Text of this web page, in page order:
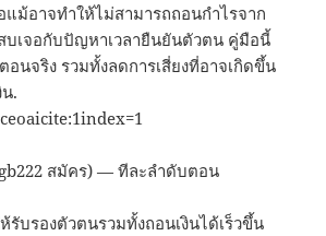
ม้อาจทำให้ไม่สามารถถอนกำไรจาก
บเจอกับปัญหาเวลายืนยันตัวตน คู่มือนี้
นจริง รวมทั้งลดการเสี่ยงที่อาจเกิดขึ้น
.
สมัคร) — ทีละลำดับตอน
รับรองตัวตนรวมทั้งถอนเงินได้เร็วขึ้น